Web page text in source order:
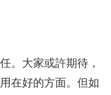
。大家或許期待，
在好的方面。但如